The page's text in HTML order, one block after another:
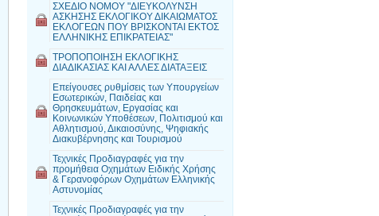
ΣΧΕΔΙΟ ΝΟΜΟΥ "ΔΙΕΥΚΟΛΥΝΣΗ
ΑΣΚΗΣΗΣ ΕΚΛΟΓΙΚΟΥ ΔΙΚΑΙΩΜΑΤΟΣ
ΕΚΛΟΓΕΩΝ ΠΟΥ ΒΡΙΣΚΟΝΤΑΙ ΕΚΤΟΣ
ΕΛΛΗΝΙΚΗΣ ΕΠΙΚΡΑΤΕΙΑΣ"
ΤΡΟΠΟΠΟΙΗΣΗ ΕΚΛΟΓΙΚΗΣ
ΔΙΑΔΙΚΑΣΙΑΣ ΚΑΙ ΑΛΛΕΣ ΔΙΑΤΑΞΕΙΣ
Επείγουσες ρυθμίσεις των Υπουργείων
Εσωτερικών, Παιδείας και
Θρησκευμάτων, Εργασίας και
Κοινωνικών Υποθέσεων, Πολιτισμού και
Αθλητισμού, Δικαιοσύνης, Ψηφιακής
Διακυβέρνησης και Τουρισμού
Τεχνικές Προδιαγραφές για την
προμήθεια Οχημάτων Ειδικής Χρήσης
& Γερανοφόρων Οχημάτων Ελληνικής
Αστυνομίας
Τεχνικές Προδιαγραφές για την